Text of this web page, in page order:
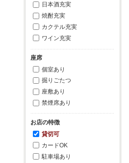
日本酒充実
焼酎充実
カクテル充実
ワイン充実
座席
個室あり
掘りごたつ
座敷あり
禁煙席あり
お店の特徴
貸切可
カードOK
駐車場あり